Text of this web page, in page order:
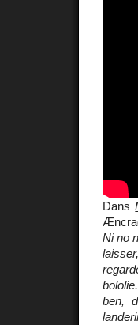
Dans
Ni no
ben,